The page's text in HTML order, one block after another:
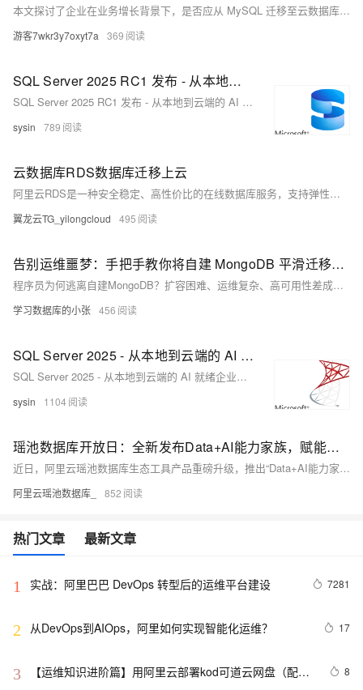
本文探讨了企业在业务增长背景下，是否应从 MySQL 迁移至云数据库的决策问题。分析了 MySQL 的优势与瓶颈，对比了云数据库在存储计算分离、自动化运维、多负载支持等方面的优势，并提出判断迁移必要性的五个关键问题及实施路径，帮助企业理性决策并落地迁移方案。
游客7wkr3y7oxyt7a 369
SQL Server 2025 RC1 发布 - 从本地到云端的 AI 就绪企业数据库
SQL Server 2025 RC1 发布 - 从本地到云端的 AI 就绪企业数据库
sysin 789
云数据库RDS数据库迁移上云
阿里云RDS是一种安全稳定、高性价比的在线数据库服务，支持弹性伸缩，帮助用户轻松部署与扩展数据库。提供实例创建、白名单设置、数据库与账号管理、便捷连接等功能，简化运维操作，保障数据安全。
翼龙云TG_yilongcloud 495
告别运维噩梦：手把手教你将自建 MongoDB 平滑迁移至云数据库
程序员为何逃离自建MongoDB？扩容困难、运维复杂、高可用性差成痛点。阿里云MongoDB提供分钟级扩容、自动诊断与高可用保障，助力企业高效运维、降本增效，实现数据库“无感运维”。
学习数据库的小张 456
SQL Server 2025 - 从本地到云端的 AI 就绪企业数据库
SQL Server 2025 - 从本地到云端的 AI 就绪企业数据库
sysin 1104
瑶池数据库开放日：全新发布Data+AI能力家族，赋能企业全栈智能实践
近日，阿里云瑶池数据库生态工具产品重磅升级，推出“Data+AI能力家族”，并举办了为期3天的全栈智能实践开放日活动。发布会上首次公开了 “Data Agent for Analytics、Data Agent for Meta、DAS Agent”等瑶池数据库Data Agent系列能力，以工具智能化 × 智能化工具的双引擎重构数据与AI的协同边界，揭秘AI时代数据价值释放的全新路径。
阿里云瑶池数据库_ 852
热门文章 最新文章
1 实战：阿里巴巴 DevOps 转型后的运维平台建设 7281
2 从DevOps到AIOps，阿里如何实现智能化运维？ 17
3
【运维知识进阶篇】用阿里云部署kod可道云网盘（配置
8